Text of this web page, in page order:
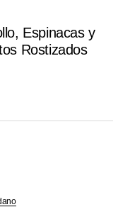
no será
están
Espinacas y
Rostizados